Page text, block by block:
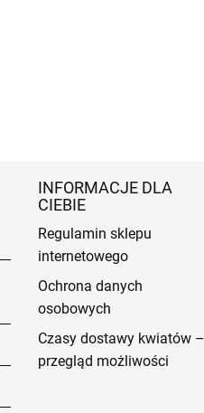
INFORMACJE DLA
CIEBIE
Regulamin sklepu
internetowego
Ochrona danych
osobowych
Czasy dostawy kwiatów –
przegląd możliwości